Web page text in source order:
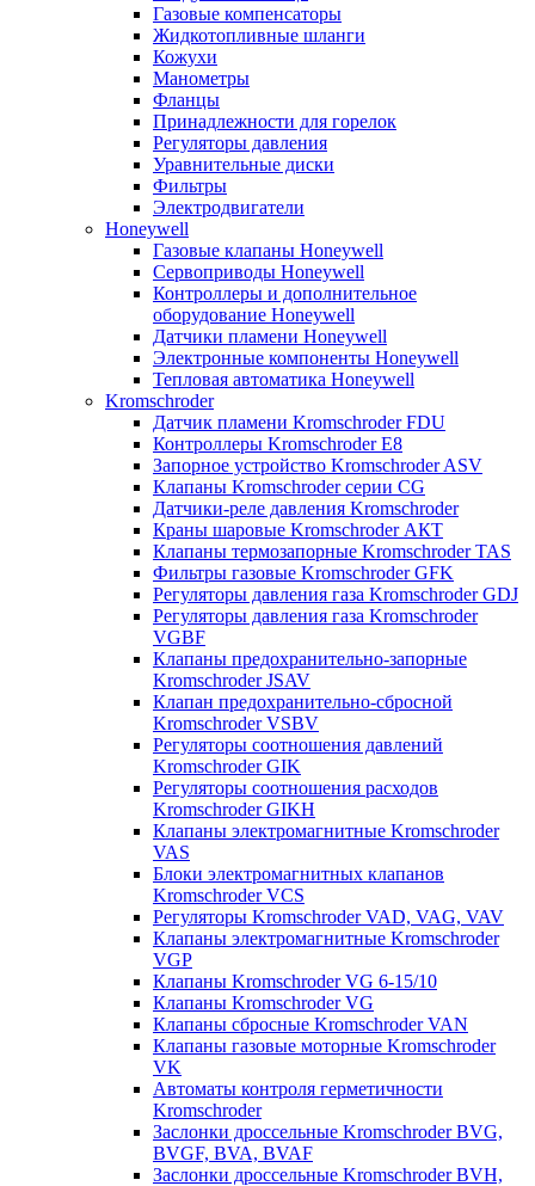
Газовые компенсаторы
Жидкотопливные шланги
Кожухи
Манометры
Фланцы
Принадлежности для горелок
Регуляторы давления
Уравнительные диски
Фильтры
Электродвигатели
Honeywell
Газовые клапаны Honeywell
Сервоприводы Honeywell
Контроллеры и дополнительное
оборудование Honeywell
Датчики пламени Honeywell
Электронные компоненты Honeywell
Тепловая автоматика Honeywell
Kromschroder
Датчик пламени Kromschroder FDU
Контроллеры Kromschroder E8
Запорное устройство Kromschroder ASV
Клапаны Kromschroder серии CG
Датчики-реле давления Kromschroder
Краны шаровые Kromschroder АКТ
Клапаны термозапорные Kromschroder TAS
Фильтры газовые Kromschroder GFK
Регуляторы давления газа Kromschroder GDJ
Регуляторы давления газа Kromschroder
VGBF
Клапаны предохранительно-запорные
Kromschroder JSAV
Клапан предохранительно-сбросной
Kromschroder VSBV
Регуляторы соотношения давлений
Kromschroder GIK
Регуляторы соотношения расходов
Kromschroder GIKH
Клапаны электромагнитные Kromschroder
VAS
Блоки электромагнитных клапанов
Kromschroder VCS
Регуляторы Kromschroder VAD, VAG, VAV
Клапаны электромагнитные Kromschroder
VGP
Клапаны Kromschroder VG 6-15/10
Клапаны Kromschroder VG
Клапаны сбросные Kromschroder VAN
Клапаны газовые моторные Kromschroder
VK
Автоматы контроля герметичности
Kromschroder
Заслонки дроссельные Kromschroder BVG,
BVGF, BVA, BVAF
Заслонки дроссельные Kromschroder BVH,